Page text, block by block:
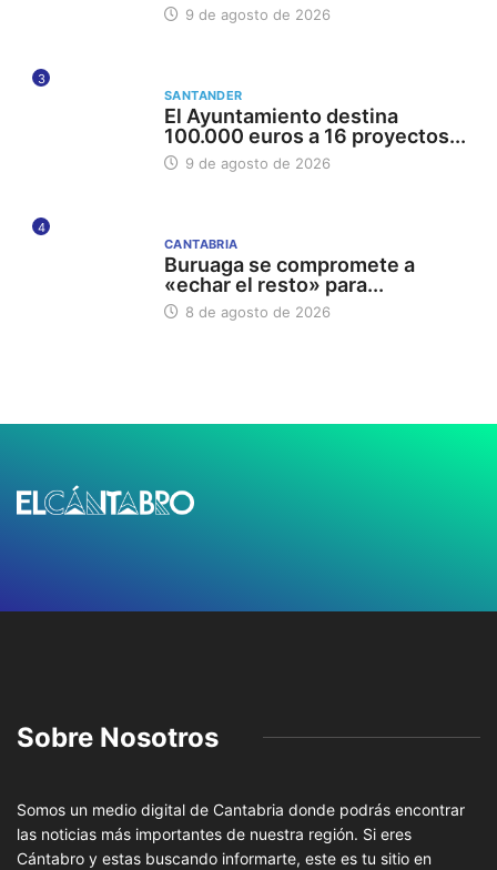
9 de agosto de 2026
3
SANTANDER
El Ayuntamiento destina
100.000 euros a 16 proyectos...
9 de agosto de 2026
4
CANTABRIA
Buruaga se compromete a
«echar el resto» para...
8 de agosto de 2026
Sobre Nosotros
Somos un medio digital de Cantabria donde podrás encontrar
las noticias más importantes de nuestra región. Si eres
Cántabro y estas buscando informarte, este es tu sitio en